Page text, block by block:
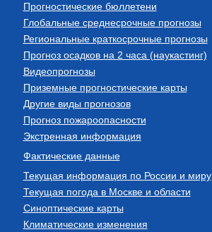
Прогностические бюллетени
Глобальные среднесрочные прогнозы
Региональные краткосрочные прогнозы
Прогноз осадков на 2 часа (наукастинг)
Видеопрогнозы
Приземные прогностические карты
Другие виды прогнозов
Прогноз пожароопасности
Экстренная информация
Фактические данные
Текущая информация по России и миру
Текущая погода в Москве и области
Синоптические карты
Климатические изменения